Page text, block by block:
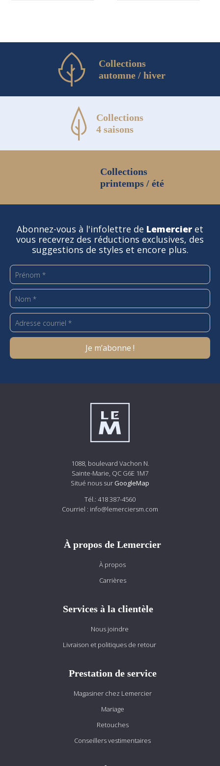
Collections
automne / hiver
Collections
4 saisons
Collections
printemps / été
Abonnez-vous à l'infolettre de Lemercier et
vous recevrez des réductions exclusives, des
suggestions de styles et encore plus.
1088, boulevard Vachon N.
Sainte-Marie, QC G6E 1M7
Situé nous sur GoogleMap
Tél.: 418 387-4560
Courriel : info@lemerciersm.com
À propos de Lemercier
À propos
Carrières
Services à la clientèle
Nous joindre
Livraison et politiques de retour
Prestation de service
Magasiner chez Lemercier
Mariage
Retouches
Conseillers vestimentaires